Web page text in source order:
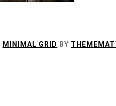
MINIMAL GRID BY